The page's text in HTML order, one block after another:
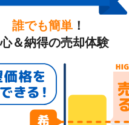
誰でも簡単 ！
＆納得の売却体験